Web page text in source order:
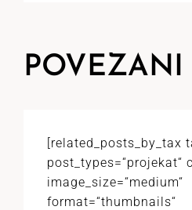
POVEZANI
[related_posts_by_tax
post_types=“projekat“
image_size=“medium“
format=“thumbnails“